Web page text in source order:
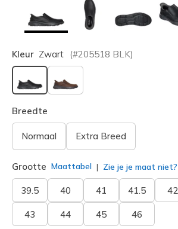
Kleur Zwart (#205518 BLK)
geselecteerd
Breedte
Normaal Extra Breed
Grootte Maattabel Zie je je maat niet?
39.5 40 41 41.5 42
43 44 45 46